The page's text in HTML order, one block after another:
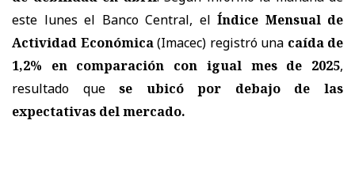
este lunes el Banco Central, el Índice Mensual de
Actividad Económica(Imacec) registró una caída de
1,2% en comparación con igual mes de 2025,
resultado quese ubicó por debajo de las
expectativas del mercado.